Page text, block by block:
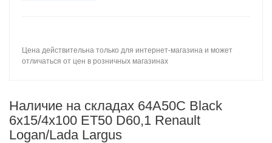
Цена действительна только для интернет-магазина и может
отличаться от цен в розничных магазинах
Наличие на складах 64A50C Black
6x15/4x100 ET50 D60,1 Renault
Logan/Lada Largus